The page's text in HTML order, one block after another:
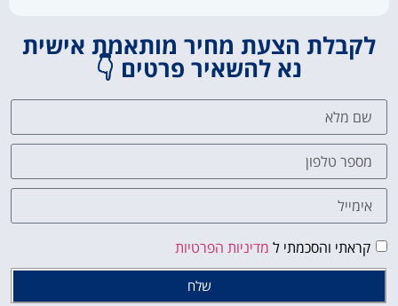
לקבלת הצעת מחיר מותאמת אישית
נא להשאיר פרטים 👇
קראתי והסכמתי ל מדיניות הפרטיות
שלח